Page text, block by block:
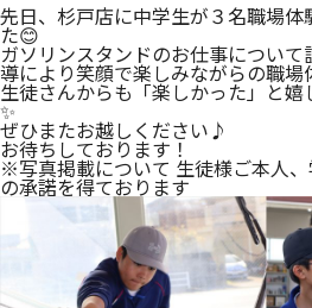
先日、杉戸店に中学生が３名職場
た😊
ガソリンスタンドのお仕事につい
導により笑顔で楽しみながらの職
生徒さんからも「楽しかった」と
✨
ぜひまたお越しください♪
お待ちしております！
※写真掲載について 生徒様ご本人
の承諾を得ております